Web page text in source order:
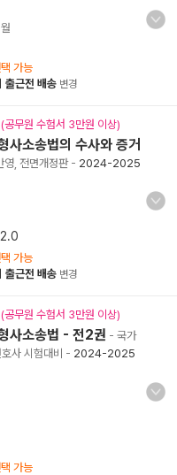
가능
출근전 배송 변경
공무원 수험서 3만원 이상)
소송법의 수사와 증거
영, 전면개정판- 2024-2025
2.0
가능
출근전 배송 변경
공무원 수험서 3만원 이상)
사소송법 - 전2권 - 국가
사 시험대비 - 2024-2025
가능